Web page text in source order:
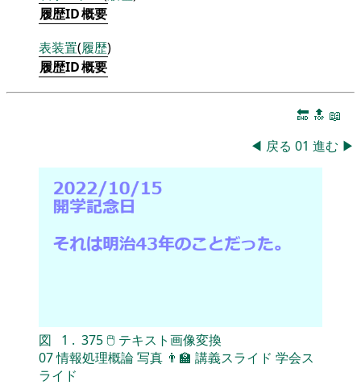
履歴ID概要
表装置(履歴)
履歴ID概要
🔚 🔝 📖
◀ 戻る 01 進む ▶
図 1 . 375🖱 テキスト画像変換
07情報処理概論写真 👨‍🏫 講義スライド 学会ス
ライド